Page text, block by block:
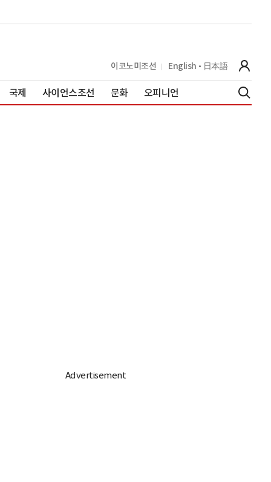
이코노미조선 English 日本語
국제 사이언스조선 문화 오피니언